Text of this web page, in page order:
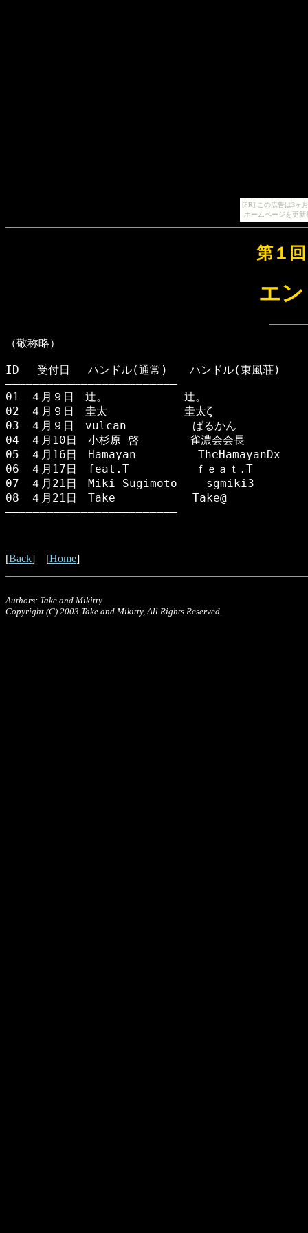
[PR] この広告は3ヶ
ホームページを更
第１
エ
（敬称略）
ID　 受付日 　ハンドル(通常)　　ハンドル(東風荘)
―――――――――――――――――――――――――
01　４月９日　辻。　　　　　　　辻。
02　４月９日　圭太　　　　　　　圭太ζ
03　４月９日　vulcan　　　　　　ばるかん
04　４月10日　小杉原 啓 　　　　雀濃会会長
05　４月16日　Hamayan 　　　　　TheHamayanDx
06　４月17日　feat.T　　　　　　ｆｅａｔ.T
07　４月21日　Miki Sugimoto　　 sgmiki3
08　４月21日　Take　　　　　　　Take@
―――――――――――――――――――――――――
[Back] [Home]
Authors: Take and Mikitty
Copyright (C) 2003 Take and Mikitty, All Rights Reserved.